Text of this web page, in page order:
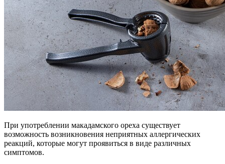
При употреблении макадамского ореха существует
возможность возникновения неприятных аллергических
реакций, которые могут проявиться в виде различных
симптомов.